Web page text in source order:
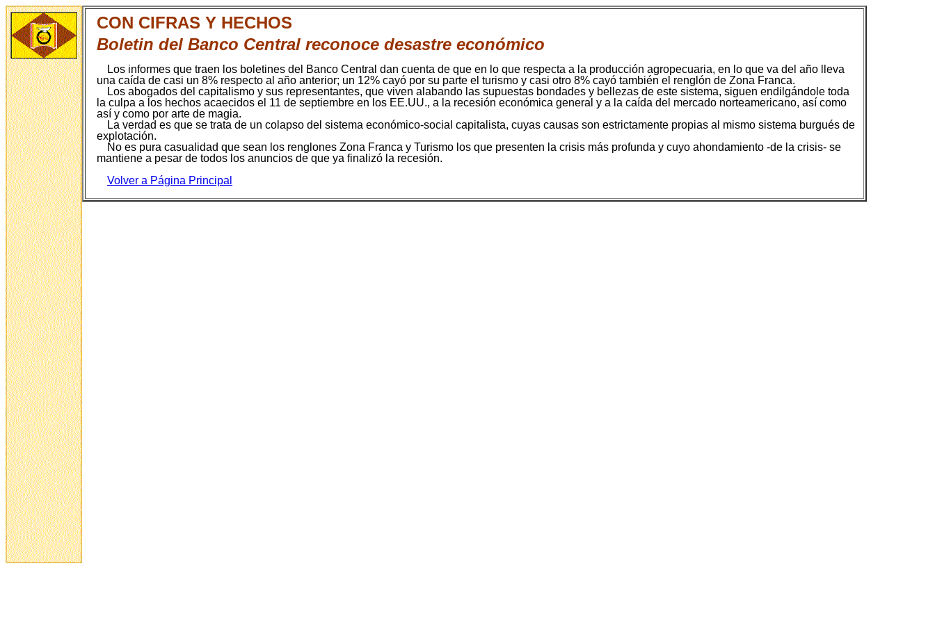
CON CIFRAS Y HECHOS
Boletin del Banco Central reconoce desastre económico
Los informes que traen los boletines del Banco Central dan cuenta de que en lo que respecta a la producción agropecuaria, en lo que va del año lleva
una caída de casi un 8% respecto al año anterior; un 12% cayó por su parte el turismo y casi otro 8% cayó también el renglón de Zona Franca.
Los abogados del capitalismo y sus representantes, que viven alabando las supuestas bondades y bellezas de este sistema, siguen endilgándole toda
la culpa a los hechos acaecidos el 11 de septiembre en los EE.UU., a la recesión económica general y a la caída del mercado norteamericano, así como
así y como por arte de magia.
La verdad es que se trata de un colapso del sistema económico-social capitalista, cuyas causas son estrictamente propias al mismo sistema burgués de
explotación.
No es pura casualidad que sean los renglones Zona Franca y Turismo los que presenten la crisis más profunda y cuyo ahondamiento -de la crisis- se
mantiene a pesar de todos los anuncios de que ya finalizó la recesión.
Volver a Página Principal